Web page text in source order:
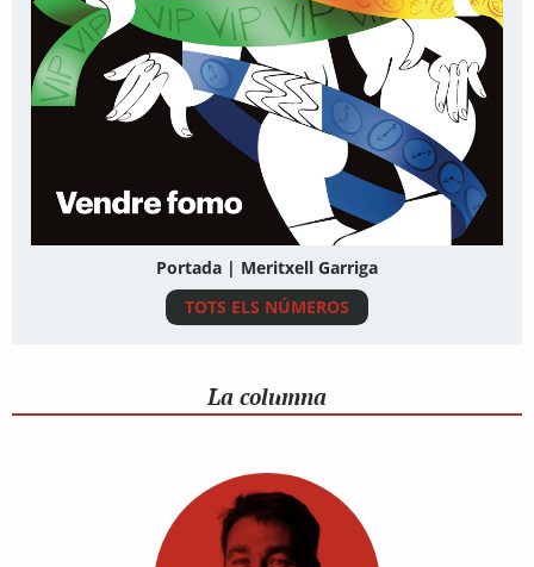
Portada | Meritxell Garriga
TOTS ELS NÚMEROS
La columna